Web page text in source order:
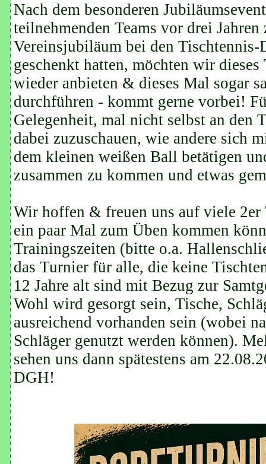
Nach dem besonderen
teilnehmenden Teams vor drei
Vereinsjubiläum bei den Tischtennis-
geschenkt hatten, möchten wir
wieder anbieten & dieses Mal sogar
durchführen - kommt gerne vorbei!
Gelegenheit, mal nicht selbst an den
dabei zuzuschauen, wie andere sich
dem kleinen weißen Ball betätigen
zusammen zu kommen und etwas
Wir hoffen & freuen uns auf viele 2er
ein paar Mal zum Üben kommen
Trainingszeiten (bitte o.a.
das Turnier für alle, die keine
12 Jahre alt sind mit Bezug zur
Wohl wird gesorgt sein, Tische,
ausreichend vorhanden sein (wobei
Schläger genutzt werden können).
sehen uns dann spätestens am
DGH!